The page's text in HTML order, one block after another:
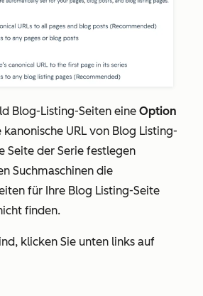
Blog-Listing-Seiten eine Option
kanonische URL von Blog Listing-
Seite der Serie festlegen
Suchmaschinen die
für Ihre Blog Listing-Seite
finden.
klicken Sie unten links auf